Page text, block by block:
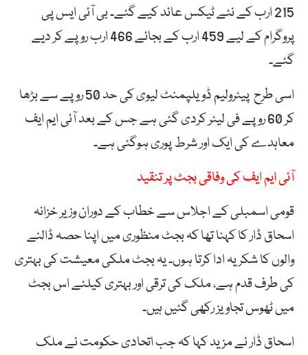
215 ارب کے نئے ٹیکس عائد کیے گئے۔ بی آئی ایس پی
پروگرام کے لیے 459 ارب کے بجائے 466 ارب روپے کر دیے
گئے۔
اسی طرح پیٹرولیم ڈویلپمنٹ لیوی کی حد 50 روپے سے بڑھا
کر 60 روپے فی لیٹر کردی گئی ہے جس کے بعد آئی ایم ایف
معاہدے کی ایک اور شرط پوری ہوگئی ہے۔
آئی ایم ایف کی وفاقی بجٹ پر تنقید
قومی اسمبلی کے اجلاس سے خطاب کے دوران وزیر خزانہ
اسحاق ڈار کا کہنا تھا کہ بجٹ منظوری میں اپنا حصہ ڈالنے
والوں کا شکریہ ادا کرتا ہوں۔ یہ بجٹ ملکی معیشت کی بہتری
کی طرف قدم ہے، ملک کی ترقی اور بہتری کیلئے اس بجٹ
میں ٹھوس تجاویز رکھی گئیں ہیں۔
اسحاق ڈار نے مزید کہا کہ جب اتحادی حکومت نے ملک